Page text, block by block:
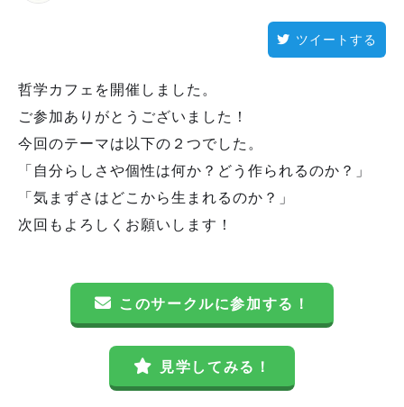
ツイートする
哲学カフェを開催しました。
ご参加ありがとうございました！
今回のテーマは以下の２つでした。
「自分らしさや個性は何か？どう作られるのか？」
「気まずさはどこから生まれるのか？」
次回もよろしくお願いします！
このサークルに参加する！
見学してみる！